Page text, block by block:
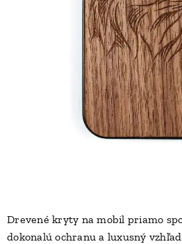
Drevené kryty na mobil priamo
dokonalú ochranu a luxusný